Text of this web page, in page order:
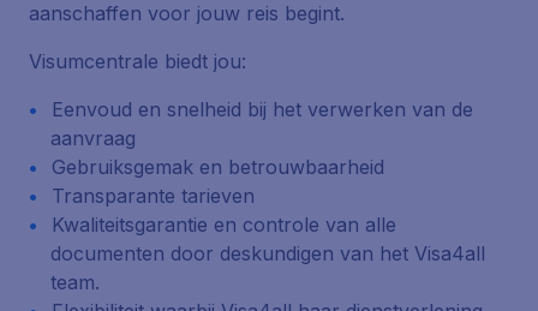
aanschaffen voor jouw reis begint.
Visumcentrale biedt jou:
Eenvoud en snelheid bij het verwerken van de
aanvraag
Gebruiksgemak en betrouwbaarheid
Transparante tarieven
Kwaliteitsgarantie en controle van alle
documenten door deskundigen van het Visa4all
team.